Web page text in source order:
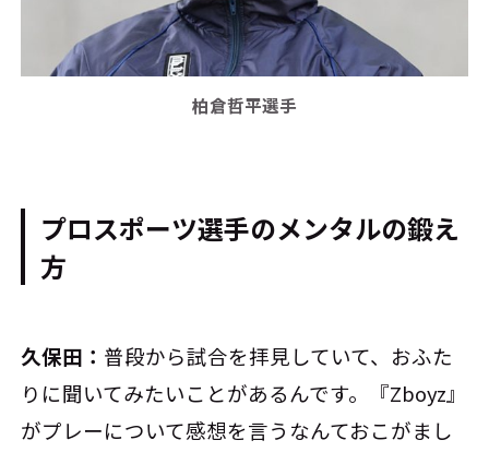
柏倉哲平選手
プロスポーツ選手のメンタルの鍛え
方
久保田： 普段から試合を拝見していて、おふた
りに聞いてみたいことがあるんです。『Zboyz』
がプレーについて感想を言うなんておこがまし